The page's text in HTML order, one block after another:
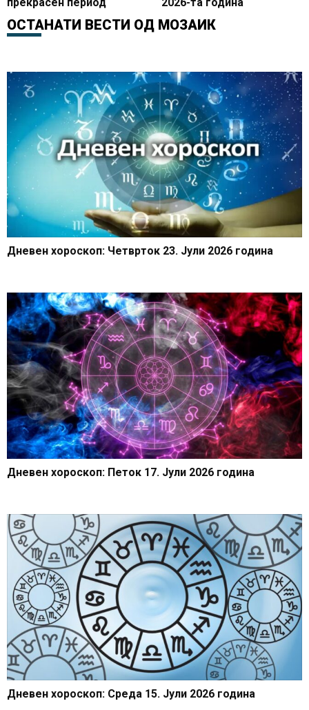
ОСТАНАТИ ВЕСТИ ОД МОЗАИК
Дневен хороскоп: Четврток 23. Јули 2026 година
Дневен хороскоп: Петок 17. Јули 2026 година
Дневен хороскоп: Среда 15. Јули 2026 година